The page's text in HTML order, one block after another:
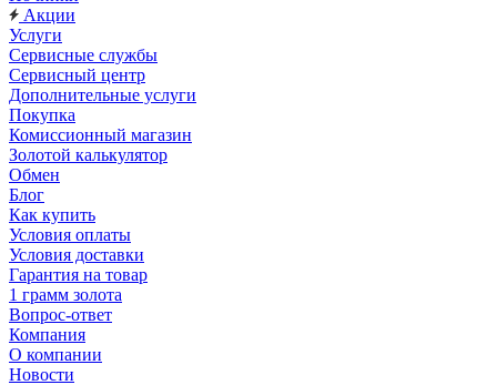
Акции
Услуги
Сервисные службы
Сервисный центр
Дополнительные услуги
Покупка
Комиссионный магазин
Золотой калькулятор
Обмен
Блог
Как купить
Условия оплаты
Условия доставки
Гарантия на товар
1 грамм золота
Вопрос-ответ
Компания
О компании
Новости